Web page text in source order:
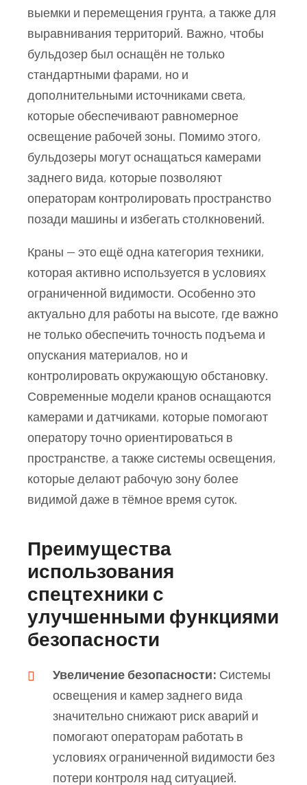
выемки и перемещения грунта, а также для
выравнивания территорий. Важно, чтобы
бульдозер был оснащён не только
стандартными фарами, но и
дополнительными источниками света,
которые обеспечивают равномерное
освещение рабочей зоны. Помимо этого,
бульдозеры могут оснащаться камерами
заднего вида, которые позволяют
операторам контролировать пространство
позади машины и избегать столкновений.
Краны — это ещё одна категория техники,
которая активно используется в условиях
ограниченной видимости. Особенно это
актуально для работы на высоте, где важно
не только обеспечить точность подъема и
опускания материалов, но и
контролировать окружающую обстановку.
Современные модели кранов оснащаются
камерами и датчиками, которые помогают
оператору точно ориентироваться в
пространстве, а также системы освещения,
которые делают рабочую зону более
видимой даже в тёмное время суток.
Преимущества
использования
спецтехники с
улучшенными функциями
безопасности
Увеличение безопасности: Системы
освещения и камер заднего вида
значительно снижают риск аварий и
помогают операторам работать в
условиях ограниченной видимости без
потери контроля над ситуацией.